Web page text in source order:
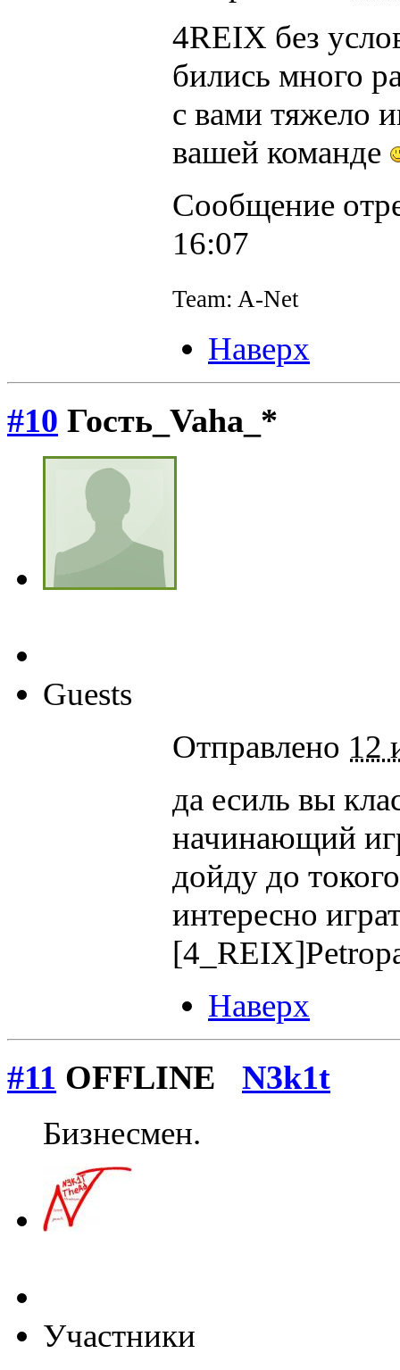
4REIX без
бились много
с вами тяжело
вашей команде
Сообщение
16:07
Team: A-Net
Наверх
#10 Гость_Vaha_*
Guests
Отправлено 12
да есиль вы
начинающий
дойду до
интересно
Наверх
#11 OFFLINE N3k1t
Бизнесмен.
Участники